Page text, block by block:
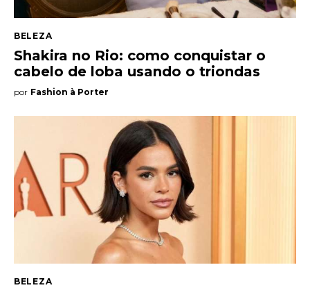
BELEZA
Shakira no Rio: como conquistar o
cabelo de loba usando o triondas
por Fashion à Porter
BELEZA